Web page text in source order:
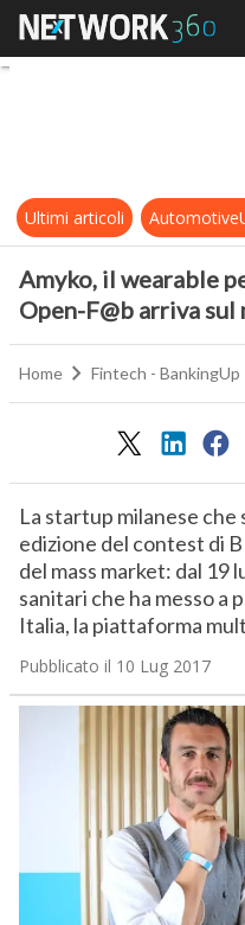
Ultimi articoli
Amyko, il wearable
Open-F@b arriva sul
Home Fintech - BankingUp
La startup milanese che
edizione del contest di
del mass market: dal 19
sanitari che ha messo a
Italia, la piattaforma
Pubblicato il 10 Lug 2017